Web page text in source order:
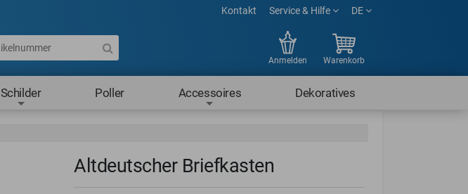
Kontakt Service & Hilfe DE
Anmelden Warenkorb
Schilder Poller Accessoires Dekoratives
Altdeutscher Briefkasten